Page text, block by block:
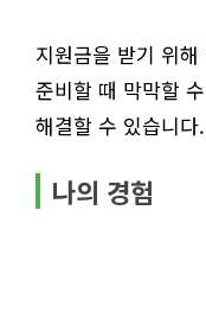
지원금을 받기 위
준비할 때 막막할
해결할 수 있습니다.
나의 경험